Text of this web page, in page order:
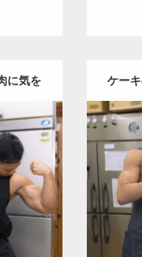
に気を
ョ オレ
ョ)
白 (福岡)
ケー
ン
ダウ